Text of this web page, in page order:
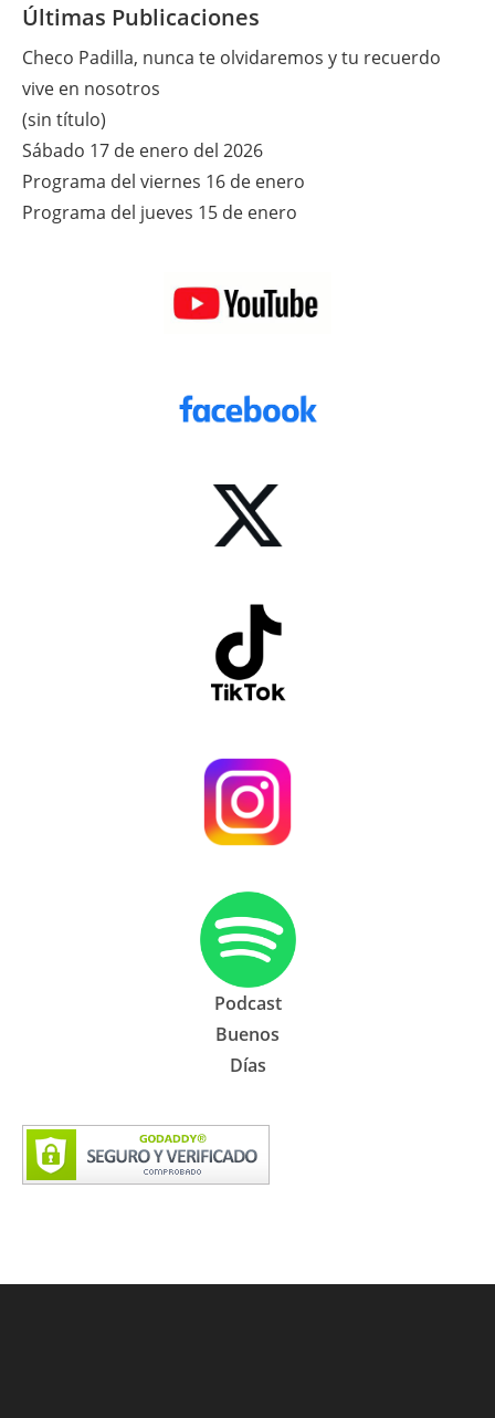
Últimas Publicaciones
Checo Padilla, nunca te olvidaremos y tu recuerdo
vive en nosotros
(sin título)
Sábado 17 de enero del 2026
Programa del viernes 16 de enero
Programa del jueves 15 de enero
Podcast
Buenos
Días